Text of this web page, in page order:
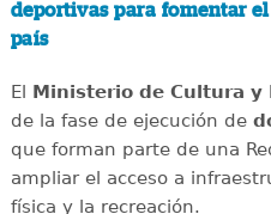
deportivas para fomentar
país
El Ministerio de Cultura y
de la fase de ejecución de
que forman parte de una
ampliar el acceso a
física y la recreación.